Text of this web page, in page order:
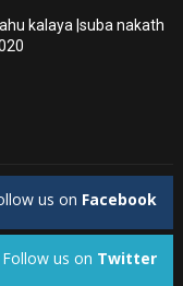
kalaya |suba nakath
us on Facebook
Follow us on Twitter